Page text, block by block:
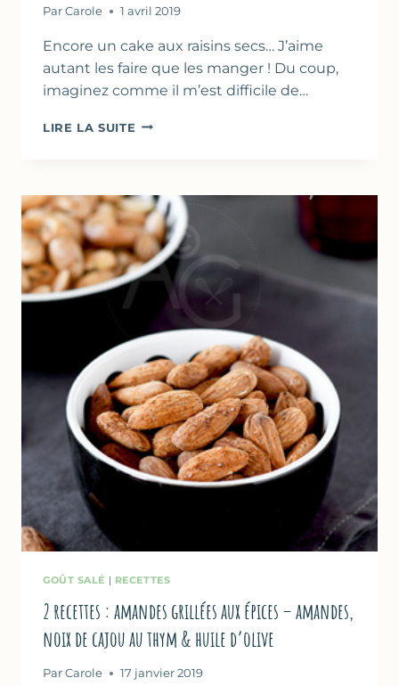
Par Carole 1 avril 2019
Encore un cake aux raisins secs… J’aime
autant les faire que les manger ! Du coup,
imaginez comme il m’est difficile de…
LIRE LA SUITE CAKE
NOIX
DE
CAJOU
&
MIEL
GOÛT SALÉ | RECETTES
2 recettes : amandes grillées aux épices – amandes,
noix de cajou au thym & huile d’olive
Par Carole 17 janvier 2019